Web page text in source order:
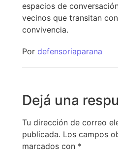
espacios de
vecinos que transitan
convivencia.
Por defensoriaparana
Dejá una
Tu dirección de correo
publicada. Los campos
marcados con *